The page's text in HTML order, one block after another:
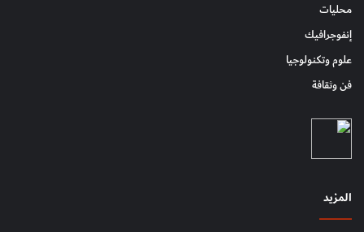
محليات
إنفوجرافيك
علوم وتكنولوجيا
فن وثقافة
المزيد